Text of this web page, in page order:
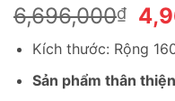
6,696,000₫
Giá
gốc
là:
Kích thước: Rộng
Sản phẩm thân